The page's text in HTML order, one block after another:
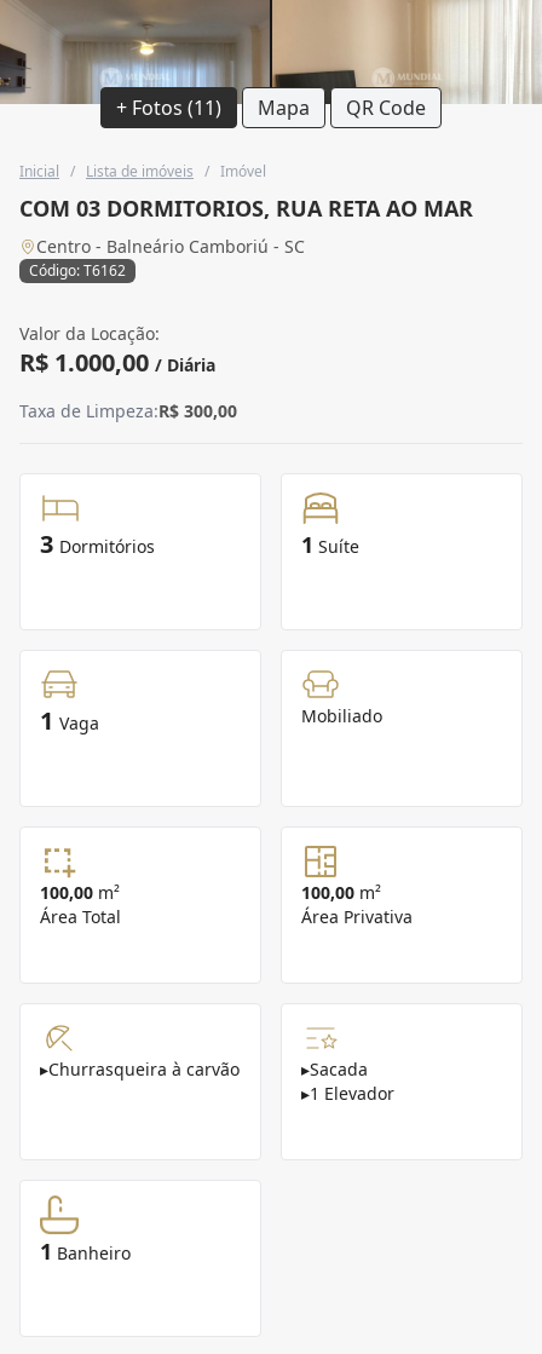
+ Fotos (11) Mapa QR Code
Inicial / Lista de imóveis / Imóvel
COM 03 DORMITORIOS, RUA RETA AO MAR
Centro - Balneário Camboriú - SC
Código: T6162
Valor da Locação:
R$ 1.000,00 / Diária
Taxa de Limpeza:R$ 300,00
3 Dormitórios 1 Suíte
1 Vaga Mobiliado
100,00 m²
Área Total
100,00 m²
Área Privativa
▸Churrasqueira à carvão ▸Sacada
▸1 Elevador
1 Banheiro